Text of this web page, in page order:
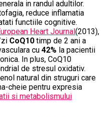
in randul adultilor.
reduce inflamatia
functiile cognitive.
Heart Journal(2013),
zi CoQ10 timp de 2 ani a
cu 42% la pacientii
In plus, CoQ10
de stresul oxidativ.
natural din struguri care
cheie pentru expresia
si metabolismului